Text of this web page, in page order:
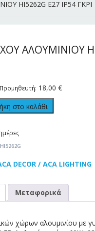
ΗΙ5262G E27 IP54 ΓΚΡΙ
ΑΛΟΥΜΙΝΙΟΥ
18,00 €
στο καλάθι
HI5262G
DECOR / ACA LIGHTING
Μεταφορικά
χώρων αλουμινίου με